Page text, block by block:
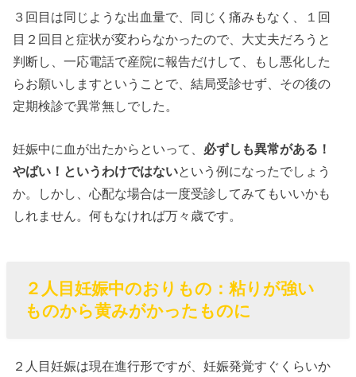
３回目は同じような出血量で、同じく痛みもなく、１回
目２回目と症状が変わらなかったので、大丈夫だろうと
判断し、一応電話で産院に報告だけして、もし悪化した
らお願いしますということで、結局受診せず、その後の
定期検診で異常無しでした。
妊娠中に血が出たからといって、 必ずしも異常がある！
やばい！というわけではないという例になったでしょう
か。しかし、心配な場合は一度受診してみてもいいかも
しれません。何もなければ万々歳です。
２人目妊娠中のおりもの：粘りが強い
ものから黄みがかったものに
２人目妊娠は現在進行形ですが、妊娠発覚すぐくらいか